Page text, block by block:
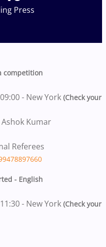
Press
competition
- New York (Check your
Kumar
Referees
- English
- New York (Check your